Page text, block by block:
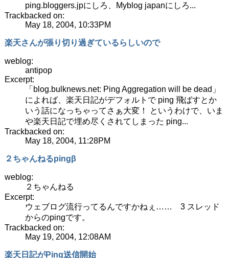
ping.bloggers.jpにしろ、Myblog japanにしろ...
Trackbacked on:
May 18, 2004, 10:33PM
楽天さんが張り切り過ぎているらしいので
weblog:
antipop
Excerpt:
「blog.bulknews.net: Ping Aggregation will be dead」
によれば、楽天日記がデフォルトで ping 飛ばすとか
いう話になっちゃってさぁ大変！ というわけで、いま
や楽天日記で埋め尽くされてしまった ping...
Trackbacked on:
May 18, 2004, 11:28PM
２ちゃんねるpingβ
weblog:
２ちゃんねる
Excerpt:
ウェブログ流行ってるんですかねぇ…… 3 スレッド
からのpingです。
Trackbacked on:
May 19, 2004, 12:08AM
楽天日記がPing送信開始